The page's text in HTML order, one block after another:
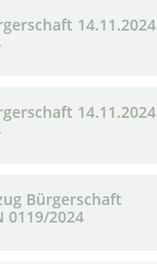
14.11.2024
14.11.2024
Bürgerschaft
0119/2024